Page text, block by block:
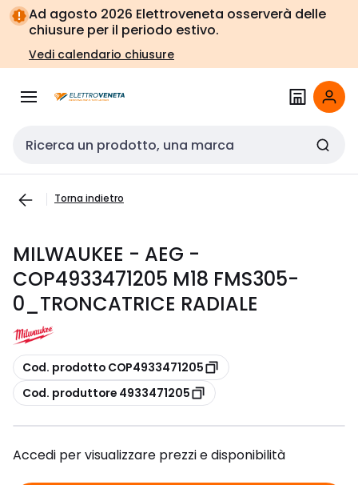
Vai alla
navigazione
Vai
alla
pagina
Ad agosto 2026 Elettroveneta osserverà delle
chiusure per il periodo estivo.
Vedi calendario chiusure
Cerca input
Torna indietro
MILWAUKEE - AEG -
COP4933471205 M18 FMS305-
0_TRONCATRICE RADIALE
copia
Cod. prodotto COP4933471205
copia
Cod. produttore 4933471205
Accedi per visualizzare prezzi e disponibilità